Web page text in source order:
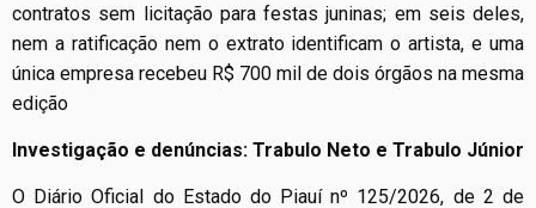
contratos sem licitação para festas juninas; em seis deles,
nem a ratificação nem o extrato identificam o artista, e uma
única empresa recebeu R$ 700 mil de dois órgãos na mesma
edição
Investigação e denúncias: Trabulo Neto e Trabulo Júnior
O Diário Oficial do Estado do Piauí nº 125/2026, de 2 de